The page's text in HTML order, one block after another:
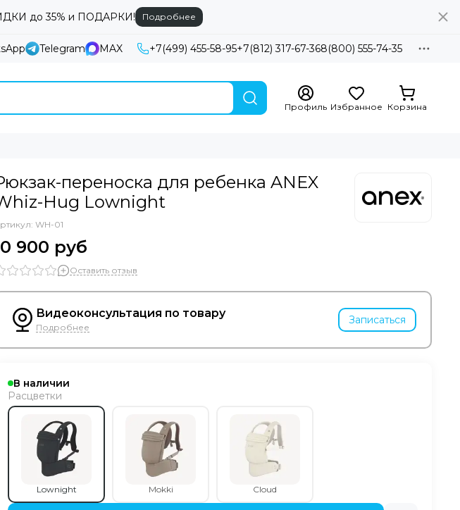
до 35% и ПОДАРКИ! Подробнее
Telegram MAX +7(499) 455-58-95+7(812) 317-67-368(800) 555-74-35
Профиль Избранное Корзина
переноска для ребенка ANEX
Hug Lownight
WH-01
900 руб
Оставить отзыв
Видеоконсультация по товару
Подробнее
Записаться
В наличии
Расцветки
Lownight Mokki Cloud